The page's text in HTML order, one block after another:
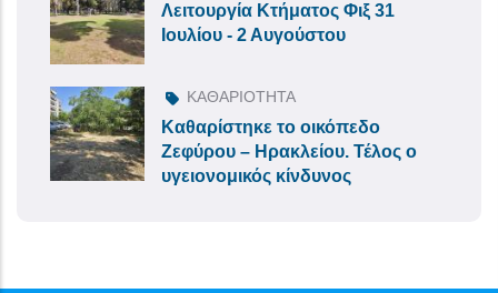
Λειτουργία Κτήματος Φιξ 31
Ιουλίου - 2 Αυγούστου
ΚΑΘΑΡΙΟΤΗΤΑ
Καθαρίστηκε το οικόπεδο
Ζεφύρου – Ηρακλείου. Τέλος ο
υγειονομικός κίνδυνος